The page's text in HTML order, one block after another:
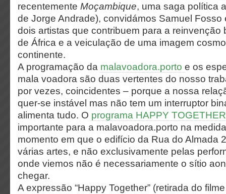
recentemente Moçambique, uma saga política
de Jorge Andrade), convidámos Samuel Fosso
dois artistas que contribuem para a reinvenção
de África e a veiculação de uma imagem
continente.
A​ ​programação​ ​da​ ​malavoadora.porto​ ​ e​ ​os​
​mala​ ​voadora​ ​são duas​ ​vertentes​ ​do​ ​nosso​
por​ ​vezes,​ ​coincidentes​ ​– porque​ ​a​ ​nossa
quer-se​ ​instável​ ​mas​ ​não​ ​tem​ ​um​ ​interruptor​
alimenta​ ​tudo. O programa HAPPY TOGETHER
importante para a malavoadora.porto na
momento em que o edifício da Rua do Almada
várias artes, e não exclusivamente pelas
onde viemos não é necessariamente o sítio
chegar.
A expressão “Happy Together” (retirada do